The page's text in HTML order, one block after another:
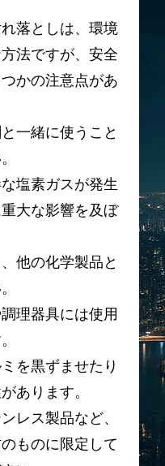
落としは、環境
法ですが、安全
かの注意点があ
一緒に使うこと
塩素ガスが発生
大な影響を及ぼ
他の化学製品と
理器具には使用
を黒ずませたり
あります。
レス製品など、
ものに限定して